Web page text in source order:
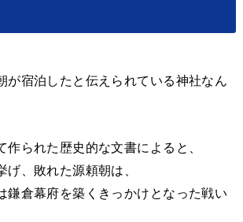
が宿泊したと伝えられている神社なん
作られた歴史的な文書によると、
げ、敗れた源頼朝は、
鎌倉幕府を築くきっかけとなった戦い